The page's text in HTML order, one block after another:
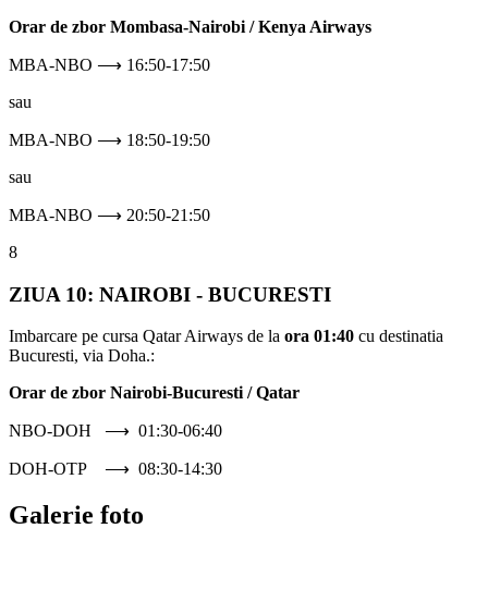
Orar de zbor Mombasa-Nairobi / Kenya Airways
MBA-NBO ⟶ 16:50-17:50
sau
MBA-NBO ⟶ 18:50-19:50
sau
MBA-NBO ⟶ 20:50-21:50
8
ZIUA 10: NAIROBI - BUCURESTI
Imbarcare pe cursa Qatar Airways de la ora 01:40 cu destinatia
Bucuresti, via Doha.:
Orar de zbor Nairobi-Bucuresti / Qatar
NBO-DOH ⟶ 01:30-06:40
DOH-OTP ⟶ 08:30-14:30
Galerie foto